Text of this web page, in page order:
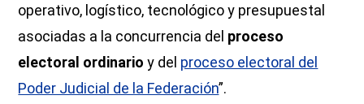
operativo, logístico, tecnológico y presupuestal
asociadas a la concurrencia del proceso
electoral ordinario y del proceso electoral del
Poder Judicial de la Federación”.